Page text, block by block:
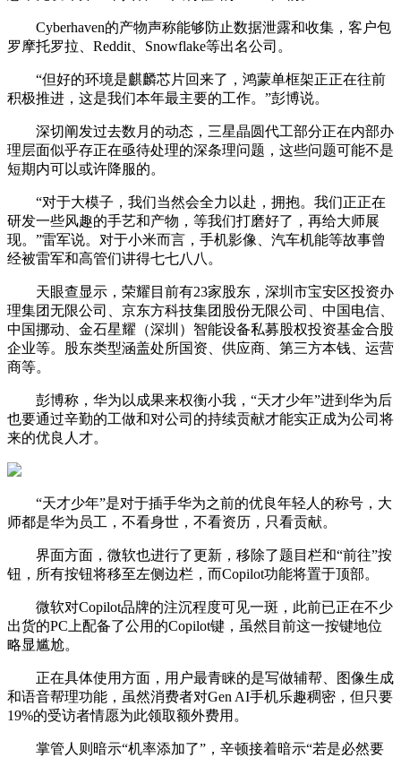
Cyberhaven的产物声称能够防止数据泄露和收集，客户包
罗摩托罗拉、Reddit、Snowflake等出名公司。
“但好的环境是麒麟芯片回来了，鸿蒙单框架正正在往前
积极推进，这是我们本年最主要的工作。”彭博说。
深切阐发过去数月的动态，三星晶圆代工部分正在内部办
理层面似乎存正在亟待处理的深条理问题，这些问题可能不是
短期内可以或许降服的。
“对于大模子，我们当然会全力以赴，拥抱。我们正正在
研发一些风趣的手艺和产物，等我们打磨好了，再给大师展
现。”雷军说。对于小米而言，手机影像、汽车机能等故事曾
经被雷军和高管们讲得七七八八。
天眼查显示，荣耀目前有23家股东，深圳市宝安区投资办
理集团无限公司、京东方科技集团股份无限公司、中国电信、
中国挪动、金石星耀（深圳）智能设备私募股权投资基金合股
企业等。股东类型涵盖处所国资、供应商、第三方本钱、运营
商等。
彭博称，华为以成果来权衡小我，“天才少年”进到华为后
也要通过辛勤的工做和对公司的持续贡献才能实正成为公司将
来的优良人才。
“天才少年”是对于插手华为之前的优良年轻人的称号，大
师都是华为员工，不看身世，不看资历，只看贡献。
界面方面，微软也进行了更新，移除了题目栏和“前往”按
钮，所有按钮将移至左侧边栏，而Copilot功能将置于顶部。
微软对Copilot品牌的注沉程度可见一斑，此前已正在不少
出货的PC上配备了公用的Copilot键，虽然目前这一按键地位
略显尴尬。
正在具体使用方面，用户最青睐的是写做辅帮、图像生成
和语音帮理功能，虽然消费者对Gen AI手机乐趣稠密，但只要
19%的受访者情愿为此领取额外费用。
掌管人则暗示“机率添加了”，辛顿接着暗示“若是必然要